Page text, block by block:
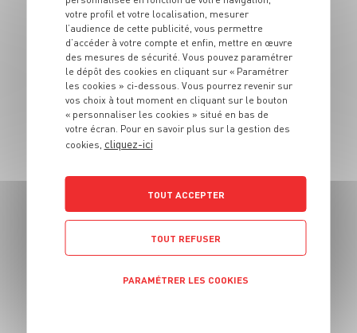
ENTRÉE
Cappuccino aux
morilles
6 pers. 30 min 20 min
ENTRÉE
Scones au cheddar
votre profil et votre localisation, mesurer
l’audience de cette publicité, vous permettre
d’accéder à votre compte et enfin, mettre en œuvre
des mesures de sécurité. Vous pouvez paramétrer
le dépôt des cookies en cliquant sur « Paramétrer
les cookies » ci-dessous. Vous pourrez revenir sur
vos choix à tout moment en cliquant sur le bouton
« personnaliser les cookies » situé en bas de
votre écran. Pour en savoir plus sur la gestion des
cookies, cliquez-ici
TOUT ACCEPTER
TOUT REFUSER
PARAMÉTRER LES COOKIES